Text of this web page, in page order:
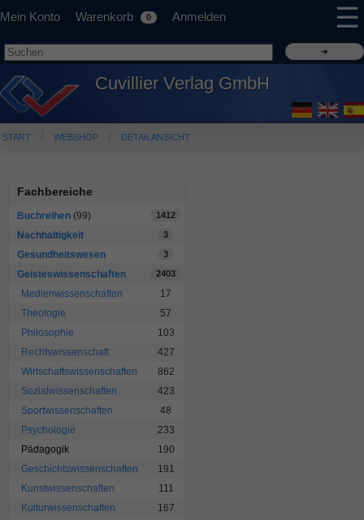
Mein Konto Warenkorb 0 Anmelden ☰
Cuvillier Verlag GmbH
START WEBSHOP DETAILANSICHT
Fachbereiche
Buchreihen (99) 1412
Nachhaltigkeit 3
Gesundheitswesen 3
Geisteswissenschaften 2403
Medienwissenschaften
17
Theologie
57
Philosophie
103
Rechtswissenschaft
427
Wirtschaftswissenschaften
862
Sozialwissenschaften
423
Sportwissenschaften
48
Psychologie
233
Pädagogik
190
Geschichtswissenschaften
191
Kunstwissenschaften
111
Kulturwissenschaften
167